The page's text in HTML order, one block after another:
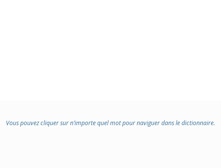
Vous pouvez cliquer sur n’importe quel mot pour naviguer dans le dictionnaire.